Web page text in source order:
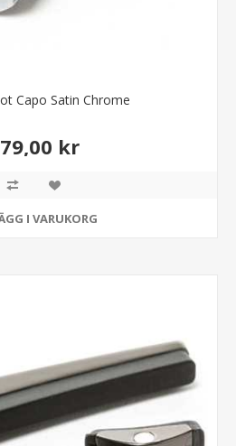
Capo Satin Chrome
kr
I VARUKORG